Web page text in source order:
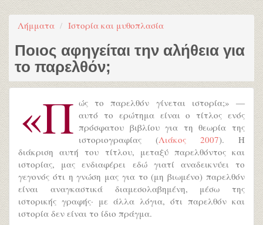
Λήμματα Ιστορία και μυθοπλασία
Ποιος αφηγείται την αλήθεια για
το παρελθόν;
«Π ώς το παρελθόν γίνεται ιστορία;» ―
αυτό το ερώτημα είναι ο τίτλος ενός
πρόσφατου βιβλίου για τη θεωρία της
ιστοριογραφίας (Λιάκος 2007). Η
διάκριση αυτή του τίτλου, μεταξύ παρελθόντος και
ιστορίας, μας ενδιαφέρει εδώ γιατί αναδεικνύει το
γεγονός ότι η γνώση μας για το (μη βιωμένο) παρελθόν
είναι αναγκαστικά διαμεσολαβημένη, μέσω της
ιστορικής γραφής· με άλλα λόγια, ότι παρελθόν και
ιστορία δεν είναι το ίδιο πράγμα.